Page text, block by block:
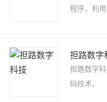
程序，利用
担路数字
担路数字
码技术，